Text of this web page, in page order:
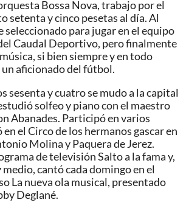
Bossa Nova, trabajo por el
setenta y cinco pesetas al día. Al
seleccionado para jugar en el equipo
Caudal Deportivo, pero finalmente
si bien siempre y en todo
aficionado del fútbol.
sesenta y cuatro se mudo a la capital
solfeo y piano con el maestro
Abanades. Participó en varios
el Circo de los hermanos gascar en
Molina y Paquera de Jerez.
de televisión Salto a la fama y,
medio, cantó cada domingo en el
La nueva ola musical, presentado
Deglané.